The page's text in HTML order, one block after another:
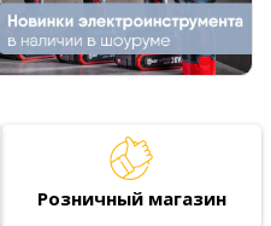
Розничный магазин